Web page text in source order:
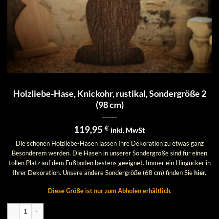
Holzliebe-Hase, Knickohr, rustikal, Sondergröße 2
(98 cm)
119,95 € inkl. MwSt
Die schönen Holzliebe-Hasen lassen Ihre Dekoration zu etwas ganz
Besonderem werden. Die Hasen in unserer Sondergröße sind für einen
tollen Platz auf dem Fußboden bestens geeignet. Immer ein Hingucker in
Ihrer Dekoration. Unsere andere Sondergröße (68 cm) finden Siehier.
Diese Größe ist nur zum Abholen erhältlich.